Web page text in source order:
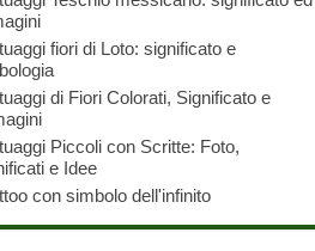
fiori di Loto: significato e
di Fiori Colorati, Significato e
Piccoli con Scritte: Foto,
e Idee
con simbolo dell'infinito